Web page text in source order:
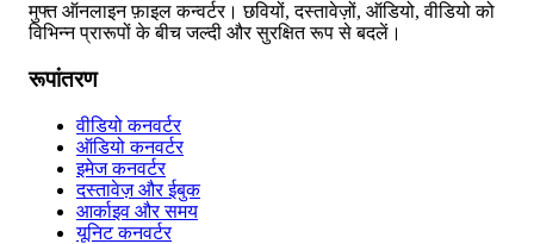
मुफ्त ऑनलाइन फ़ाइल कन्वर्टर। छवियों, दस्तावेज़ों, ऑडियो, वीडियो को
विभिन्न प्रारूपों के बीच जल्दी और सुरक्षित रूप से बदलें।
रूपांतरण
वीडियो कनवर्टर
ऑडियो कनवर्टर
इमेज कनवर्टर
दस्तावेज़ और ईबुक
आर्काइव और समय
यूनिट कनवर्टर